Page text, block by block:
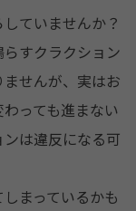
e
b
o
o
k
ていませんか？
らすクラクション
せんが、実はお
っても進まない
は違反になる可
まっているかも